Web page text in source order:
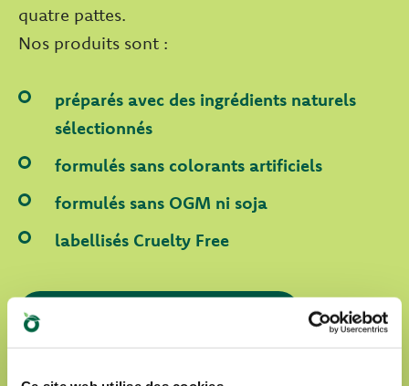
quatre pattes.
Nos produits sont :
préparés avec des ingrédients naturels
sélectionnés
formulés sans colorants artificiels
formulés sans OGM ni soja
labellisés Cruelty Free